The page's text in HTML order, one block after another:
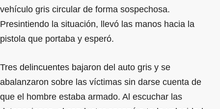
vehículo gris circular de forma sospechosa.
Presintiendo la situación, llevó las manos hacia la
pistola que portaba y esperó.
Tres delincuentes bajaron del auto gris y se
abalanzaron sobre las víctimas sin darse cuenta de
que el hombre estaba armado. Al escuchar las